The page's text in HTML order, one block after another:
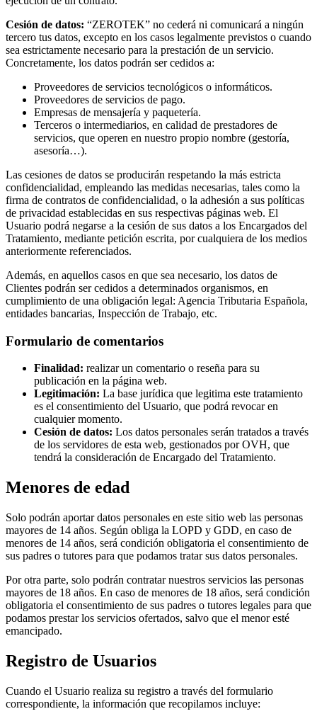
Cesión de datos: “ZEROTEK” no cederá ni comunicará a ningún
tercero tus datos, excepto en los casos legalmente previstos o cuando
sea estrictamente necesario para la prestación de un servicio.
Concretamente, los datos podrán ser cedidos a:
Proveedores de servicios tecnológicos o informáticos.
Proveedores de servicios de pago.
Empresas de mensajería y paquetería.
Terceros o intermediarios, en calidad de prestadores de
servicios, que operen en nuestro propio nombre (gestoría,
asesoría…).
Las cesiones de datos se producirán respetando la más estricta
confidencialidad, empleando las medidas necesarias, tales como la
firma de contratos de confidencialidad, o la adhesión a sus políticas
de privacidad establecidas en sus respectivas páginas web. El
Usuario podrá negarse a la cesión de sus datos a los Encargados del
Tratamiento, mediante petición escrita, por cualquiera de los medios
anteriormente referenciados.
Además, en aquellos casos en que sea necesario, los datos de
Clientes podrán ser cedidos a determinados organismos, en
cumplimiento de una obligación legal: Agencia Tributaria Española,
entidades bancarias, Inspección de Trabajo, etc.
Formulario de comentarios
Finalidad: realizar un comentario o reseña para su
publicación en la página web.
Legitimación: La base jurídica que legitima este tratamiento
es el consentimiento del Usuario, que podrá revocar en
cualquier momento.
Cesión de datos: Los datos personales serán tratados a través
de los servidores de esta web, gestionados por OVH, que
tendrá la consideración de Encargado del Tratamiento.
Menores de edad
Solo podrán aportar datos personales en este sitio web las personas
mayores de 14 años. Según obliga la LOPD y GDD, en caso de
menores de 14 años, será condición obligatoria el consentimiento de
sus padres o tutores para que podamos tratar sus datos personales.
Por otra parte, solo podrán contratar nuestros servicios las personas
mayores de 18 años. En caso de menores de 18 años, será condición
obligatoria el consentimiento de sus padres o tutores legales para que
podamos prestar los servicios ofertados, salvo que el menor esté
emancipado.
Registro de Usuarios
Cuando el Usuario realiza su registro a través del formulario
correspondiente, la información que recopilamos incluye: